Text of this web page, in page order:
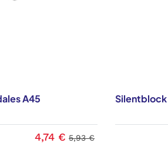
A45
4,74 € 5,93 €
Silentblock